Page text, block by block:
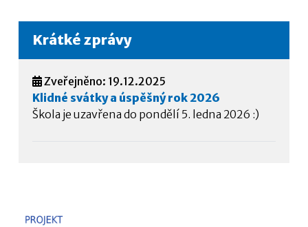
Krátké zprávy
Zveřejněno: 19.12.2025
Klidné svátky a úspěšný rok 2026
Škola je uzavřena do pondělí 5. ledna 2026 :)